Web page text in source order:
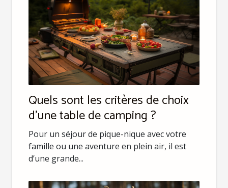
Quels sont les critères de choix
d’une table de camping ?
Pour un séjour de pique-nique avec votre
famille ou une aventure en plein air, il est
d’une grande...